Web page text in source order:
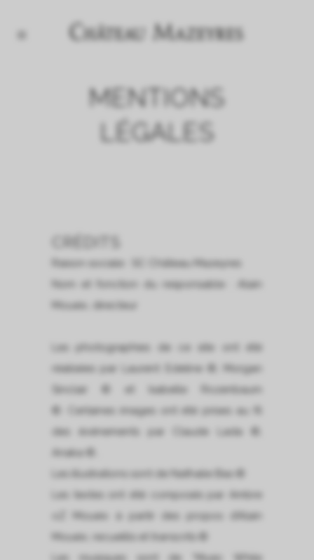
MENTIONS
LÉGALES
Raison sociale : SC Château Mazeyres
Nom et fonction du responsable : Alain
Moueix, directeur
Les photographies de ce site ont été
réalisées par Laurent Edeline ©, Morgan
Sinclair © et Isabelle Rozenbaum
©. Certaines images ont été prises au fil
des événements par Claude Lada ©,
Anaka ©..
Les illustrations sont de Nathalie Bas ©
Les textes ont été composés par Ambre
oZ Moueix à partir des propos d’Alain
Moueix, recueillis et transcrits ©